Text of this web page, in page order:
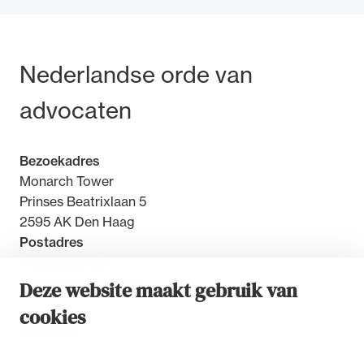
Deze website maakt gebruik van
cookies
Bezoek- en postadres
Nederlandse orde van
advocaten
Bezoekadres
Monarch Tower
Prinses Beatrixlaan 5
2595 AK Den Haag
Postadres
2500 GW Den Haag
Ondersteuning voor advocaten bij hun
het rechtsgebiedenregister en